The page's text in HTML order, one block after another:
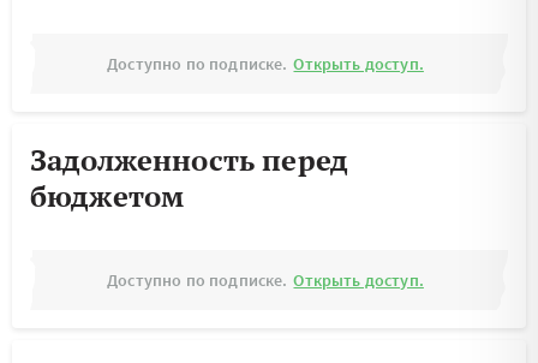
Доступно по подписке. Открыть доступ.
Задолженность перед
бюджетом
Доступно по подписке. Открыть доступ.